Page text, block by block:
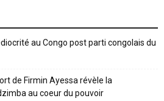
au Congo post parti congolais du
de Firmin Ayessa révèle la
au coeur du pouvoir